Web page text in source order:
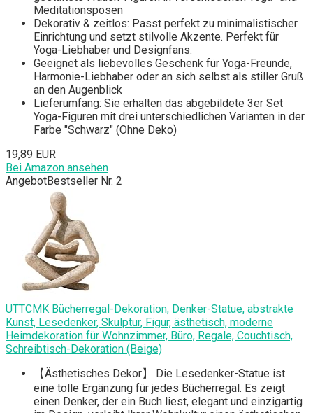
Meditationsposen
Dekorativ & zeitlos: Passt perfekt zu minimalistischer
Einrichtung und setzt stilvolle Akzente. Perfekt für
Yoga-Liebhaber und Designfans.
Geeignet als liebevolles Geschenk für Yoga-Freunde,
Harmonie-Liebhaber oder an sich selbst als stiller Gruß
an den Augenblick
Lieferumfang: Sie erhalten das abgebildete 3er Set
Yoga-Figuren mit drei unterschiedlichen Varianten in der
Farbe "Schwarz" (Ohne Deko)
19,89 EUR
Bei Amazon ansehen
AngebotBestseller Nr. 2
UTTCMK Bücherregal-Dekoration, Denker-Statue, abstrakte
Kunst, Lesedenker, Skulptur, Figur, ästhetisch, moderne
Heimdekoration für Wohnzimmer, Büro, Regale, Couchtisch,
Schreibtisch-Dekoration (Beige)
【Ästhetisches Dekor】 Die Lesedenker-Statue ist
eine tolle Ergänzung für jedes Bücherregal. Es zeigt
einen Denker, der ein Buch liest, elegant und einzigartig